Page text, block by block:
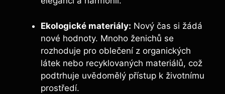
Ekologické materiály: Nový čas si žádá
nové hodnoty. Mnoho ženichů se
rozhoduje pro oblečení z organických
látek nebo recyklovaných materiálů, což
podtrhuje uvědomělý přístup k životnímu
prostředí.